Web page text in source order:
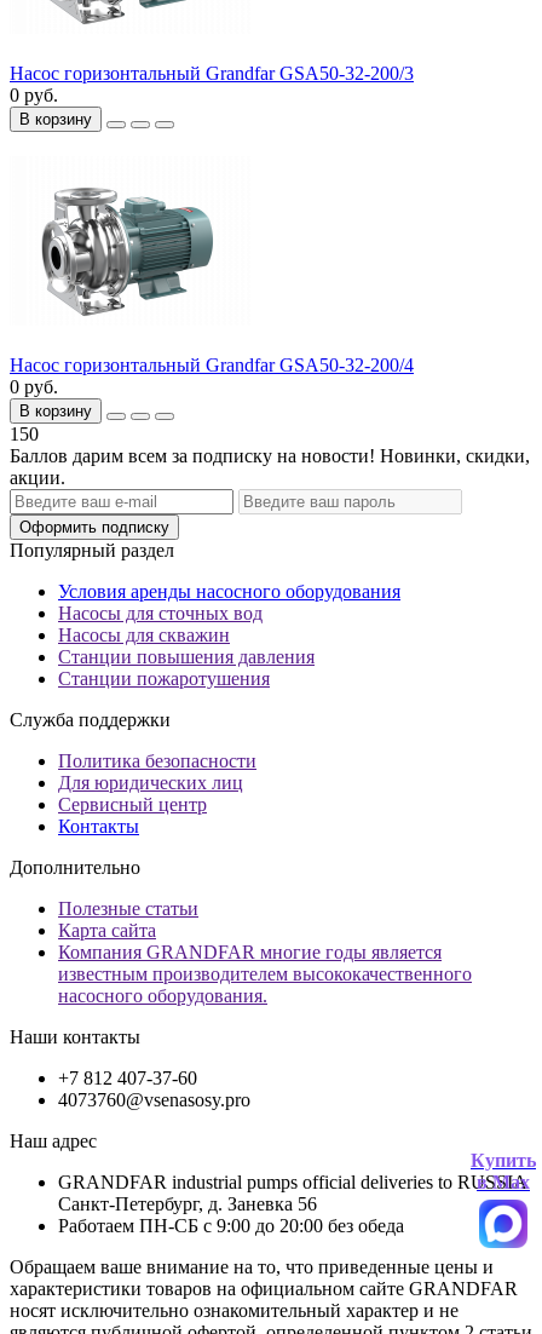
Насос горизонтальный Grandfar GSA50-32-200/3
0 руб.
В корзину
Насос горизонтальный Grandfar GSA50-32-200/4
0 руб.
В корзину
150
Баллов дарим всем за подписку на новости! Новинки, скидки,
акции.
Оформить подписку
Популярный раздел
Условия аренды насосного оборудования
Насосы для сточных вод
Насосы для скважин
Станции повышения давления
Станции пожаротушения
Служба поддержки
Политика безопасности
Для юридических лиц
Сервисный центр
Контакты
Дополнительно
Полезные статьи
Карта сайта
Компания GRANDFAR многие годы является
известным производителем высококачественного
насосного оборудования.
Наши контакты
+7 812 407-37-60
4073760@vsenasosy.pro
Наш адрес
GRANDFAR industrial pumps official deliveries to RUSSIA
Санкт-Петербург, д. Заневка 56
Работаем ПН-СБ с 9:00 до 20:00 без обеда
Обращаем ваше внимание на то, что приведенные цены и
характеристики товaров на официальном сайте GRANDFAR
носят исключительно ознакомительный характер и не
Купить
в Max